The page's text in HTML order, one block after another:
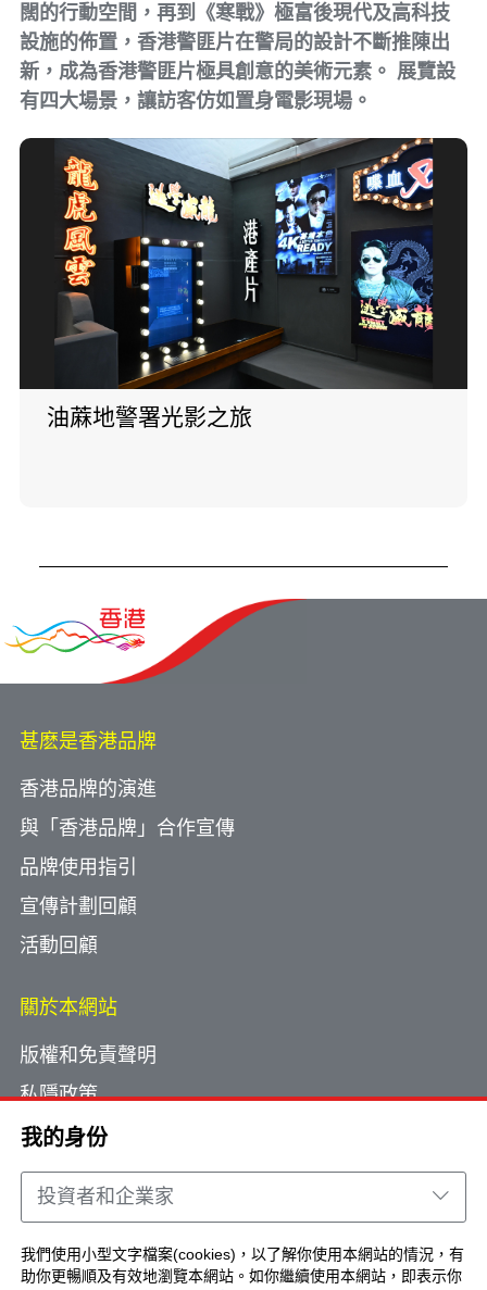
我的身份
投資者和企業家
我們使用小型文字檔案(cookies)，以了解你使用本網站的情況，有
助你更暢順及有效地瀏覽本網站。如你繼續使用本網站，即表示你
闊的行動空間，再到《寒戰》極富後現代及高科技
設施的佈置，香港警匪片在警局的設計不斷推陳出
新，成為香港警匪片極具創意的美術元素。 展覽設
有四大場景，讓訪客仿如置身電影現場。
油蔴地警署光影之旅
甚麽是香港品牌
香港品牌的演進
與「香港品牌」合作宣傳
品牌使用指引
宣傳計劃回顧
活動回顧
關於本網站
版權和免責聲明
私隱政策
使用小型文字檔案
網頁指南
聯絡我們